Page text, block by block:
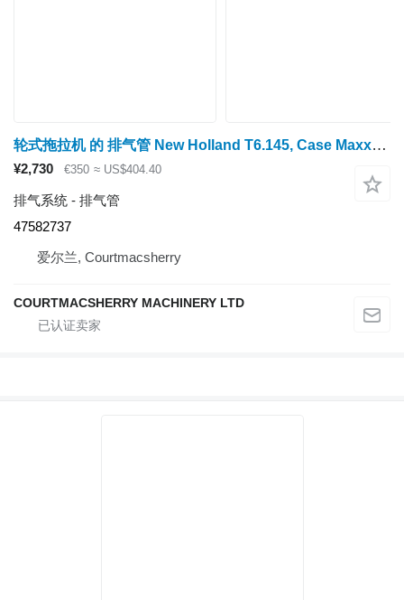
轮式拖拉机 的 排气管 New Holland T6.145, Case Maxxum 115, 125, 135, 145 Exhaust Pipe 47582737
¥2,730 €350 ≈ US$404.40
排气系统 - 排气管
47582737
爱尔兰, Courtmacsherry
COURTMACSHERRY MACHINERY LTD